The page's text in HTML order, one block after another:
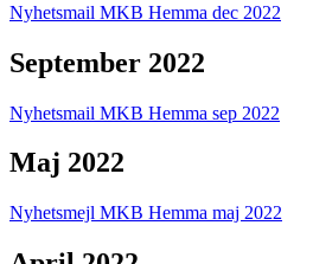
Nyhetsmail MKB Hemma dec 2022
September 2022
Nyhetsmail MKB Hemma sep 2022
Maj 2022
Nyhetsmejl MKB Hemma maj 2022